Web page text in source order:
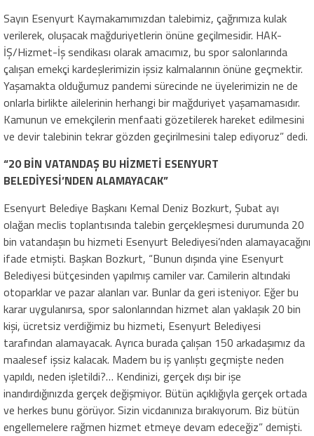
Sayın Esenyurt Kaymakamımızdan talebimiz, çağrımıza kulak
verilerek, oluşacak mağduriyetlerin önüne geçilmesidir. HAK-
İŞ/Hizmet-İş sendikası olarak amacımız, bu spor salonlarında
çalışan emekçi kardeşlerimizin işsiz kalmalarının önüne geçmektir.
Yaşamakta olduğumuz pandemi sürecinde ne üyelerimizin ne de
onlarla birlikte ailelerinin herhangi bir mağduriyet yaşamamasıdır.
Kamunun ve emekçilerin menfaati gözetilerek hareket edilmesini
ve devir talebinin tekrar gözden geçirilmesini talep ediyoruz” dedi.
“20 BİN VATANDAŞ BU HİZMETİ ESENYURT
BELEDİYESİ’NDEN ALAMAYACAK”
Esenyurt Belediye Başkanı Kemal Deniz Bozkurt, Şubat ayı
olağan meclis toplantısında talebin gerçekleşmesi durumunda 20
bin vatandaşın bu hizmeti Esenyurt Belediyesi’nden alamayacağını
ifade etmişti. Başkan Bozkurt, “Bunun dışında yine Esenyurt
Belediyesi bütçesinden yapılmış camiler var. Camilerin altındaki
otoparklar ve pazar alanları var. Bunlar da geri isteniyor. Eğer bu
karar uygulanırsa, spor salonlarından hizmet alan yaklaşık 20 bin
kişi, ücretsiz verdiğimiz bu hizmeti, Esenyurt Belediyesi
tarafından alamayacak. Ayrıca burada çalışan 150 arkadaşımız da
maalesef işsiz kalacak. Madem bu iş yanlıştı geçmişte neden
yapıldı, neden işletildi?… Kendinizi, gerçek dışı bir işe
inandırdığınızda gerçek değişmiyor. Bütün açıklığıyla gerçek ortada
ve herkes bunu görüyor. Sizin vicdanınıza bırakıyorum. Biz bütün
engellemelere rağmen hizmet etmeye devam edeceğiz” demişti.